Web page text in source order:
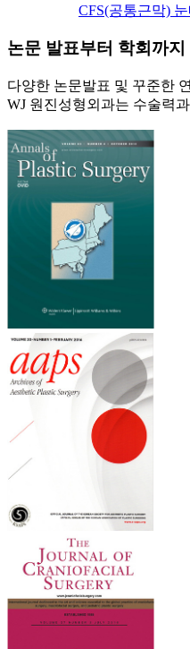
CFS(공통근막)
논문 발표부터 학회까지
다양한 논문발표 및 꾸준한
WJ 원진성형외과는 수술력